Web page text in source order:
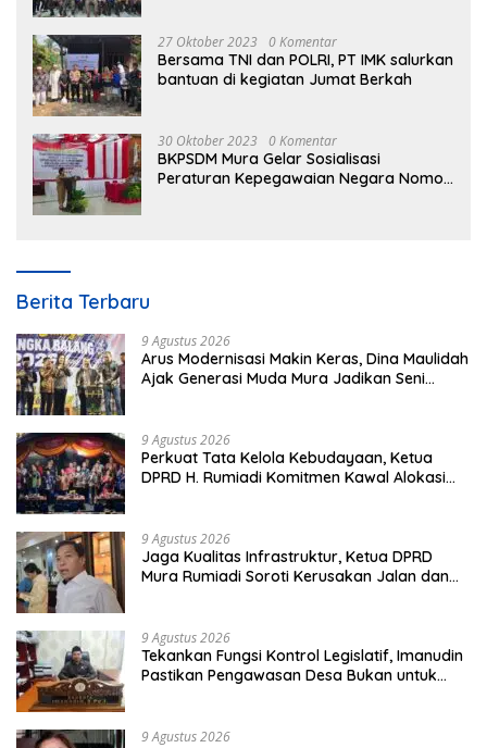
27 Oktober 2023 0 Komentar
Bersama TNI dan POLRI, PT IMK salurkan
bantuan di kegiatan Jumat Berkah
30 Oktober 2023 0 Komentar
BKPSDM Mura Gelar Sosialisasi
Peraturan Kepegawaian Negara Nomor
Berita Terbaru
9 Agustus 2026
Arus Modernisasi Makin Keras, Dina Maulidah
Ajak Generasi Muda Mura Jadikan Seni
9 Agustus 2026
Perkuat Tata Kelola Kebudayaan, Ketua
DPRD H. Rumiadi Komitmen Kawal Alokasi
9 Agustus 2026
Jaga Kualitas Infrastruktur, Ketua DPRD
Mura Rumiadi Soroti Kerusakan Jalan dan
9 Agustus 2026
Tekankan Fungsi Kontrol Legislatif, Imanudin
Pastikan Pengawasan Desa Bukan untuk
9 Agustus 2026